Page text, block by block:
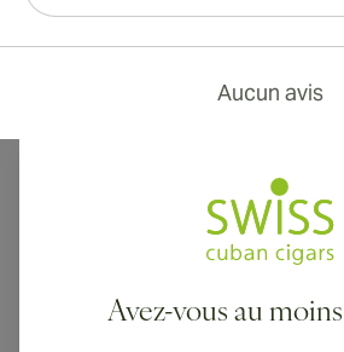
Aucun avis
Avez-vous au moins
Livraison internationale disponible vers le